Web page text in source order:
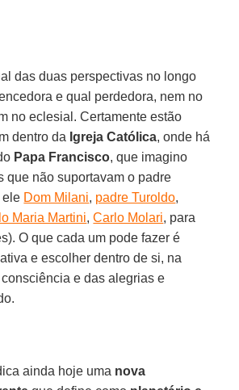
das duas perspectivas no longo
e qual perdedora, nem no
no eclesial. Certamente estão
dentro da Igreja Católica, onde há
Papa Francisco, que imagino
que não suportavam o padre
ele Dom Milani, padre Turoldo,
Maria Martini,Carlo Molari, para
O que cada um pode fazer é
e escolher dentro de si, na
e das alegrias e
ainda hoje uma nova